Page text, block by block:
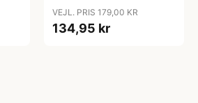
VEJL. PRIS 179,00 KR
134,95 kr